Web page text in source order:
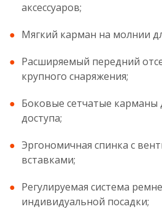
аксессуаров;
Мягкий карман на молнии
Расширяемый передний
крупного снаряжения;
Боковые сетчатые карманы
доступа;
Эргономичная спинка с
вставками;
Регулируемая система
индивидуальной посадки;